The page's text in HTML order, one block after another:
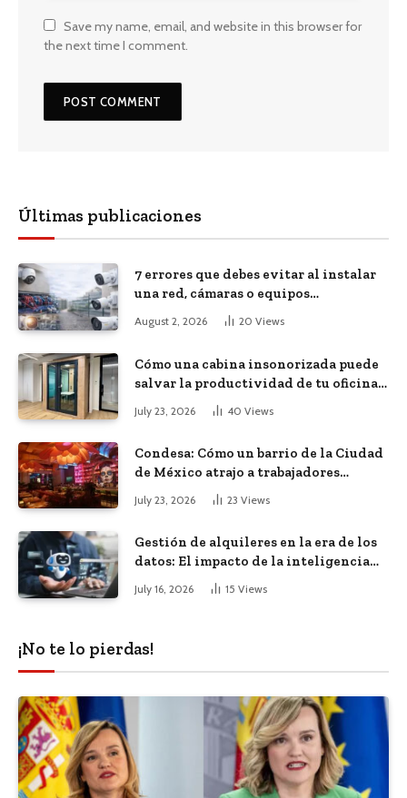
Save my name, email, and website in this browser for
the next time I comment.
Últimas publicaciones
7 errores que debes evitar al instalar
una red, cámaras o equipos
tecnológicos en una empresa
August 2, 2026 20 Views
Cómo una cabina insonorizada puede
salvar la productividad de tu oficina
July 23, 2026 40 Views
Condesa: Cómo un barrio de la Ciudad
de México atrajo a trabajadores
remotos de todo el mundo
July 23, 2026 23 Views
Gestión de alquileres en la era de los
datos: El impacto de la inteligencia
July 16, 2026 15 Views
¡No te lo pierdas!